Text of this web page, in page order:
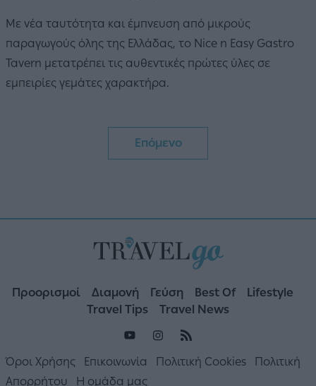
Με νέα ταυτότητα και έμπνευση από μικρούς
παραγωγούς όλης της Ελλάδας, το Nice n Easy Gastro
Tavern μετατρέπει τις αυθεντικές πρώτες ύλες σε
εμπειρίες γεμάτες χαρακτήρα.
Επόμενο
Προορισμοί Διαμονή Γεύση Best Of
Lifestyle
Travel Tips
Travel News
Όροι Χρήσης Επικοινωνία Πολιτική Cookies
Πολιτική
Απορρήτου
Η ομάδα μας